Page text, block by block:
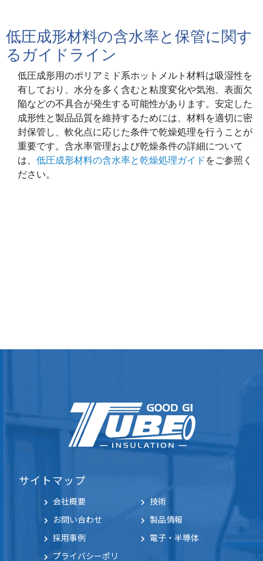
低圧成形材料の含水率と保管に関す
るガイドライン
低圧成形用のポリアミド系ホットメルト材料は吸湿性を
有しており、水分を多く含むと粘度変化や気泡、表面欠
陥などの不具合が発生する可能性があります。安定した
成形性と製品品質を維持するためには、材料を適切に密
封保管し、軟化点に応じた条件で乾燥処理を行うことが
重要です。含水率管理および乾燥条件の詳細について
は、 低圧成形材料の含水率と乾燥処理ガイド をご参照く
ださい。
サイトマップ
会社概要
技術
お問い合わせ
製品情報
採用事例
電子・半導体
プライバシーポリ